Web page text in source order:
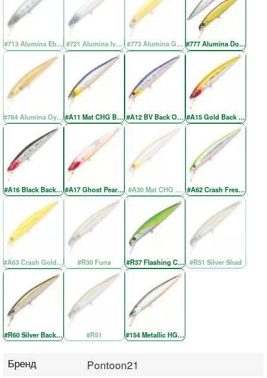
#713 Alumina Ebony Yamame#721 Alumina Ivory Back Silver#773 Alumina Gold Chartreuse
#777 Alumina Doublet-2
#784 Alumina Oyanirami#A11 Mat CHG BV Back OB#A12 BV Back OB RE#A15 Gold Back Red
#A16 Black Back Red Head#A17 Ghost Pearl Red Head#A30 Mat CHG Wakasaki RE#A62 Crash Fresh
#A63 Crash Gold Chartreuse Re
#R30 Funa #R37 Flashing Chartreuse#R51 Silver Shad
#R60 Silver Back OB #R51 #154 Metallic HG Wakasagi OB
Бренд
Pontoon21